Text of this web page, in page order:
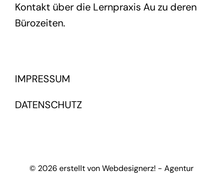
Kontakt über die Lernpraxis Au zu deren
Bürozeiten.
IMPRESSUM
DATENSCHUTZ
© 2026 erstellt von Webdesignerz! - Agentur